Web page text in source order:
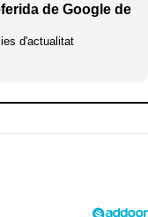
de Google de
d'actualitat